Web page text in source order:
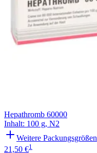
Hepathromb 60000
Inhalt: 100 g, N2
Weitere Packungsgrößen
21,50 €1